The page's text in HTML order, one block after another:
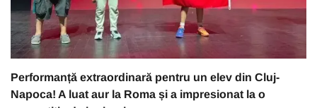
Performanță extraordinară pentru un elev din Cluj-
Napoca! A luat aur la Roma și a impresionat la o